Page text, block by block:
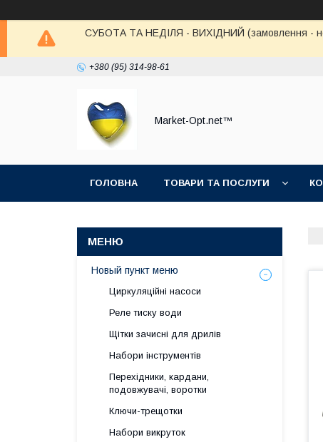
СУБОТА ТА НЕДІЛЯ - ВИХІДНИЙ (замовлення - не
+380 (95) 314-98-61
Market-Opt.net™
ГОЛОВНА ТОВАРИ ТА ПОСЛУГИ
Новый пункт меню
Циркуляційні насоси
Реле тиску води
Щітки зачисні для дрилів
Набори інструментів
Перехідники, кардани,
подовжувачі, воротки
Ключи-трещотки
Набори викруток